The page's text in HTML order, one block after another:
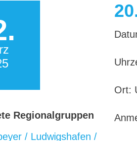
Regionalgruppen
/ Ludwigshafen /
Ort: